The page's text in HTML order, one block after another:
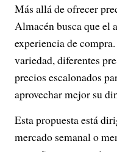
Más allá de ofrecer
Almacén busca que el
experiencia de
variedad, diferentes
precios escalonados
aprovechar mejor su
Esta propuesta está
mercado semanal o